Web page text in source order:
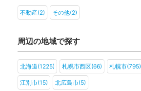
不動産(2) その他(2)
周辺の地域で探す
北海道(1225) 札幌市西区(66) 札幌市(795)
江別市(15) 北広島市(5)